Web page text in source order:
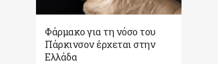
Φάρμακο για τη νόσο του
Πάρκινσον έρχεται στην
Ελλάδα